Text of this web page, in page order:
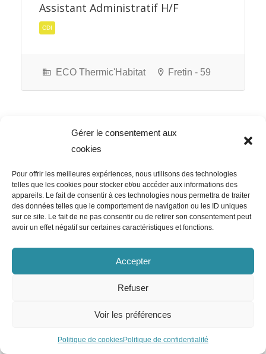
Gérer le consentement aux
cookies
Pour offrir les meilleures expériences, nous utilisons des technologies
telles que les cookies pour stocker et/ou accéder aux informations des
appareils. Le fait de consentir à ces technologies nous permettra de traiter
des données telles que le comportement de navigation ou les ID uniques
sur ce site. Le fait de ne pas consentir ou de retirer son consentement peut
avoir un effet négatif sur certaines caractéristiques et fonctions.
Accepter
Refuser
Voir les préférences
Politique de cookiesPolitique de confidentialité
Assistant Administratif H/F
ECO Thermic'Habitat Fretin - 59